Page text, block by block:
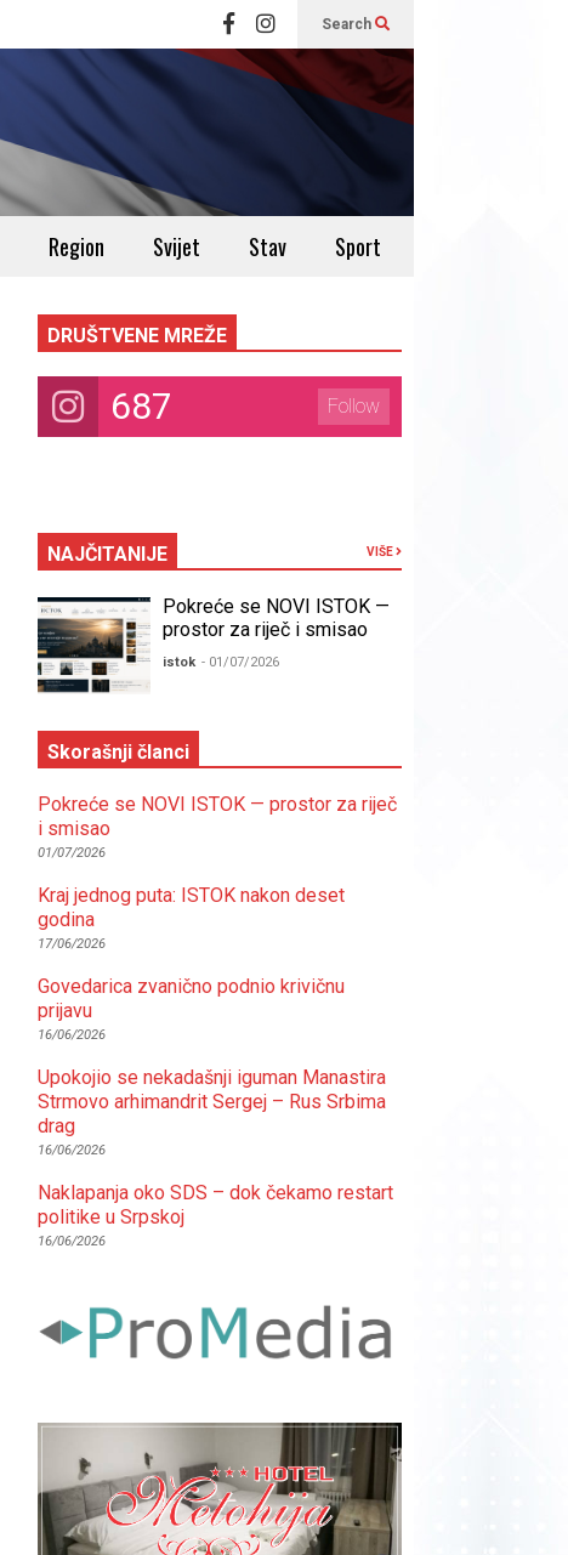
Search
Region Svijet Stav Sport
DRUŠTVENE MREŽE
687 Follow
NAJČITANIJE VIŠE
Pokreće se NOVI ISTOK —
prostor za riječ i smisao
istok - 01/07/2026
Skorašnji članci
Pokreće se NOVI ISTOK — prostor za riječ
i smisao
01/07/2026
Kraj jednog puta: ISTOK nakon deset
godina
17/06/2026
Govedarica zvanično podnio krivičnu
prijavu
16/06/2026
Upokojio se nekadašnji iguman Manastira
Strmovo arhimandrit Sergej – Rus Srbima
drag
16/06/2026
Naklapanja oko SDS – dok čekamo restart
politike u Srpskoj
16/06/2026